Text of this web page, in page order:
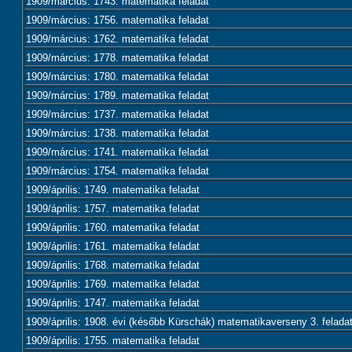
1909/március: 1756. matematika feladat
1909/március: 1762. matematika feladat
1909/március: 1778. matematika feladat
1909/március: 1780. matematika feladat
1909/március: 1789. matematika feladat
1909/március: 1737. matematika feladat
1909/március: 1738. matematika feladat
1909/március: 1741. matematika feladat
1909/március: 1754. matematika feladat
1909/április: 1749. matematika feladat
1909/április: 1757. matematika feladat
1909/április: 1760. matematika feladat
1909/április: 1761. matematika feladat
1909/április: 1768. matematika feladat
1909/április: 1769. matematika feladat
1909/április: 1747. matematika feladat
1909/április: 1908. évi (később Kürschák) matematikaverseny 3.
1909/április: 1755. matematika feladat